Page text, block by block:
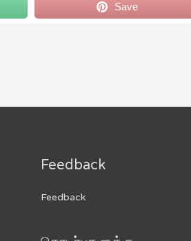
Save
Feedback
Feedback